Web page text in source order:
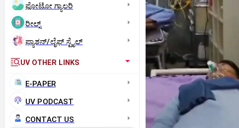
ಫೋಟೋ ಗ್ಯಾಲರಿ
ರೀಲ್ಸ್
ಫ್ಯಾಶನ್/ಲೈಫ್‌ ಸ್ಟೈಲ್
UV OTHER LINKS
E-PAPER
UV PODCAST
CONTACT US